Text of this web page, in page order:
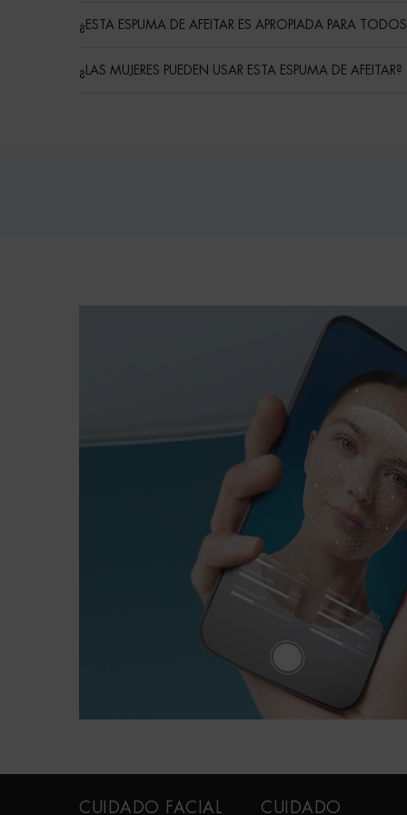
¿ESTA ESPUMA DE AFEITAR ES APROPIADA PARA
¿LAS MUJERES PUEDEN USAR ESTA ESPUMA DE AFEITAR?
CUIDADO FACIAL CUIDADO